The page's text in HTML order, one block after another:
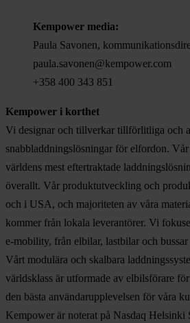
Kempower media:
Paula Savonen,
paula.savonen@kempower.com
+358 400 343 851
Kempower i korthet
Vi designar och tillverkar tillförlitliga och
snabbladdningslösningar för elfordon.
världens mest eftertraktade
överallt. Vår produktutveckling och
och i USA, och majoriteten av våra
kommer från lokala leverantörer. Vi
e-mobility, från elbilar, lastbilar och
Vårt modulära och skalbara
världsklass är utformade av elbilsförare
den bästa användarupplevelsen för våra
Kempower är noterat på Nasdaq Helsinki